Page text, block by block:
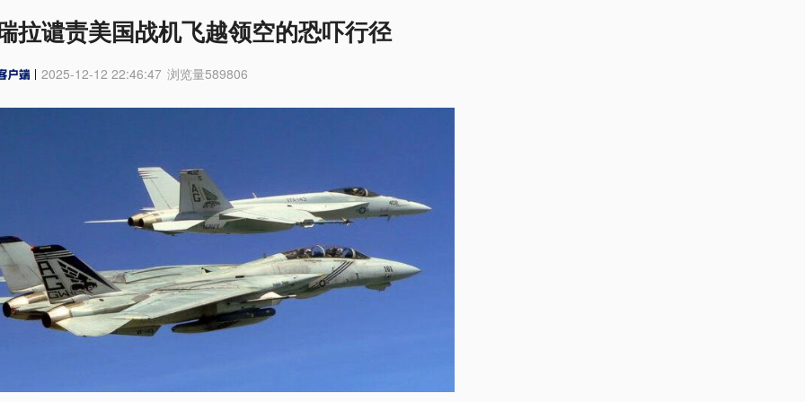
拉谴责美国战机飞越领空的恐吓行径
2025-12-12 22:46:47 浏览量589806